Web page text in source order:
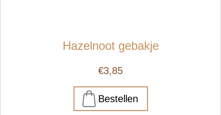
Hazelnoot gebakje
€3,85